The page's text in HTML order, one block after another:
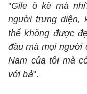
"Gile ô kê mà
người trưng diện,
thể không được
đâu mà mọi người
Nam của tôi mà
với bả".